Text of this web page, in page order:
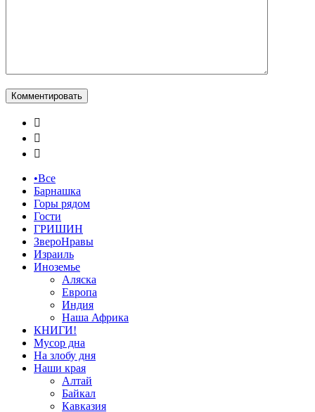



•Все
Барнашка
Горы рядом
Гости
ГРИШИН
ЗвероНравы
Израиль
Иноземье
Аляска
Европа
Индия
Наша Африка
КНИГИ!
Мусор дна
На злобу дня
Наши края
Алтай
Байкал
Кавказия